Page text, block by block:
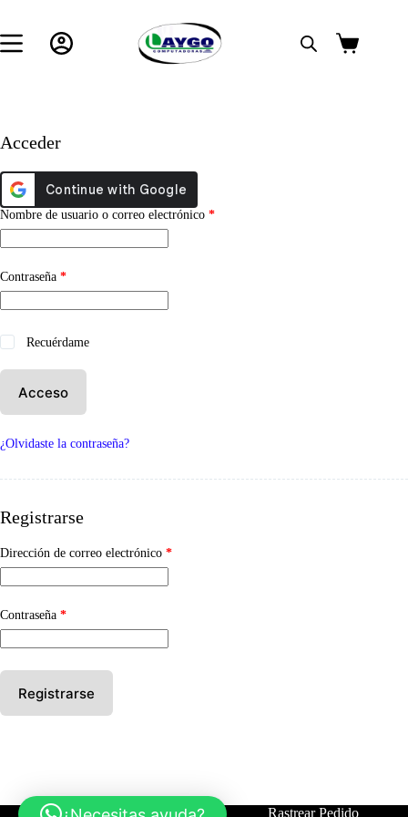
contenido
Carro
Acceder
Nombre de usuario o correo electrónico *Obligatorio
Contraseña *Obligatorio
Recuérdame
Acceso
¿Olvidaste la contraseña?
Registrarse
Dirección de correo electrónico *Obligatorio
Contraseña *Obligatorio
Registrarse
Tienda Contáctanos Rastrear Pedido